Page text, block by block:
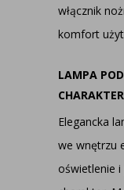
włącznik
komfort
LAMPA
Elegancka
we wnętrzu
oświetlenie